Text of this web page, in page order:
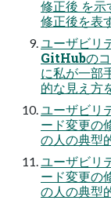
修正後 を
修正後を表
ユーザビリ
GitHubのコ
に私が一部
的な見え方
ユーザビリ
ード変更の
の人の典型
ユーザビリ
ード変更の
の人の典型